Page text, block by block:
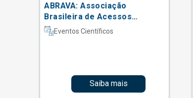
ABRAVA: Associação
Brasileira de Acessos
Vasculares
Eventos Científicos
Saiba mais